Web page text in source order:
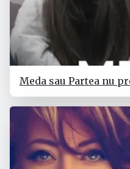
Meda sau Partea nu